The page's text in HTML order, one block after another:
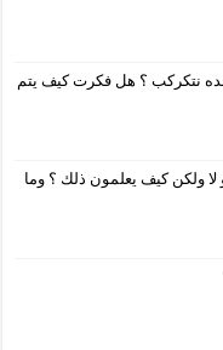
نتكركب ؟ هل فكرت كيف يتم
لا ولكن كيف يعلمون ذلك ؟ وما